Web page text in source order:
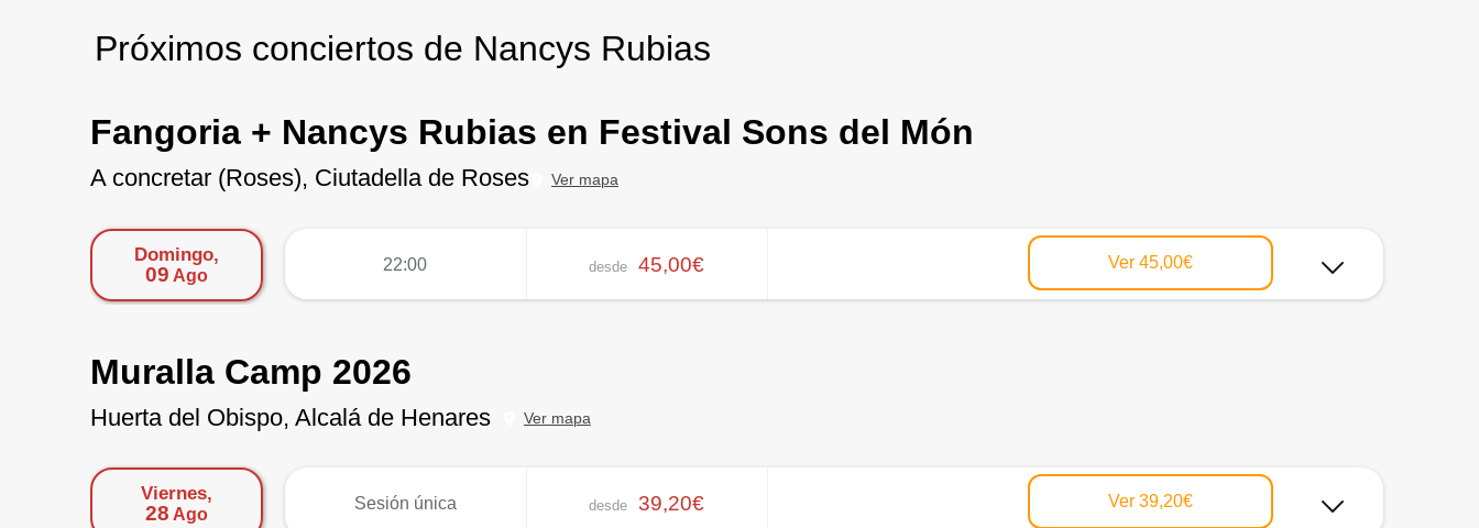
Próximos conciertos de Nancys Rubias
Fangoria + Nancys Rubias en Festival Sons del Món
A concretar (Roses), Ciutadella de Roses Ver mapa
Domingo,
09 Ago
22:00 desde 45,00€ Ver 45,00€
Muralla Camp 2026
Huerta del Obispo, Alcalá de Henares Ver mapa
Viernes,
28 Ago
Sesión única desde 39,20€ Ver 39,20€